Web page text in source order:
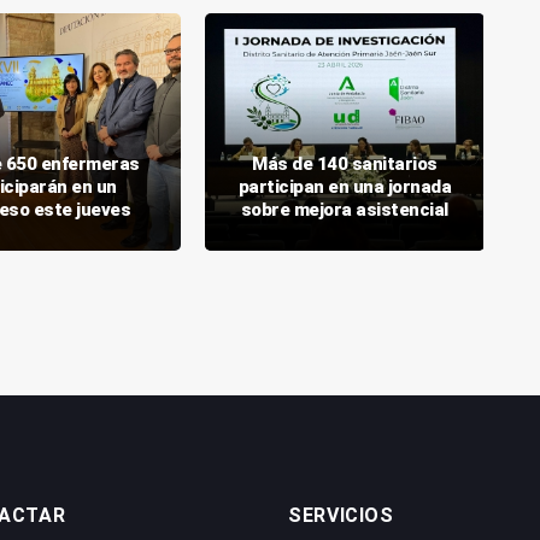
650 enfermeras
en un
este jueves
Más de 140 sanitarios
participan en una jornada
sobre mejora asistencial
SERVICIOS